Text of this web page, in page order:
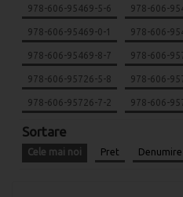
978-606-95469-5-6 978-606-
978-606-95469-0-1 978-606-
978-606-95469-8-7 978-606-
978-606-95726-5-8 978-606-
978-606-95726-7-2 978-606-
Sortare
Cele mai noi Pret Denumire